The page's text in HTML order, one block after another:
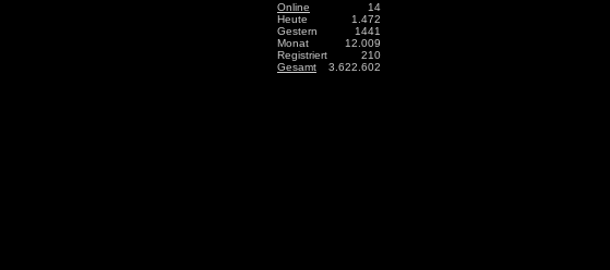
14
Online
1.472
Heute
1441
Gestern
12.009
Monat
210
Registriert
3.622.602
Gesamt